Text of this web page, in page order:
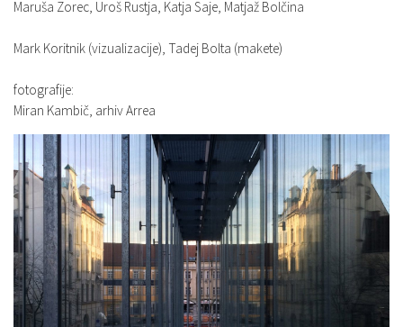
Maruša Zorec, Uroš Rustja, Katja Saje, Matjaž Bolčina
Mark Koritnik (vizualizacije), Tadej Bolta (makete)
fotografije:
Miran Kambič, arhiv Arrea